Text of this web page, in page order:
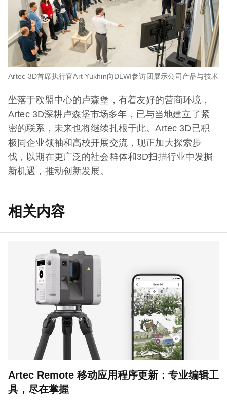
Artec 3D首席执行官Art Yukhin向DLWI参访团展示公司产品与技术
坐落于欧盟中心的卢森堡，有着友好的营商环境，
Artec 3D深耕卢森堡市场多年，已与当地建立了紧
密的联系，未来也将继续扎根于此。Artec 3D已积
极同企业领袖和高校开展交流，现正加大探索步
伐，以期在更广泛的社会群体和3D扫描行业中发掘
新机遇，推动创新发展。
相关内容
Artec Remote 移动应用程序更新：专业编辑工
具，尽在掌握